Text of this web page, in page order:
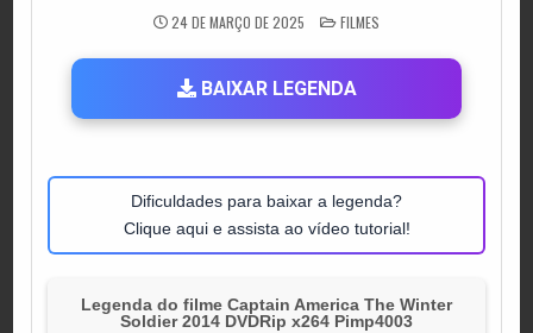
24 DE MARÇO DE 2025 POSTED
IN
FILMES
BAIXAR LEGENDA
Dificuldades para baixar a legenda?
Clique aqui e assista ao vídeo tutorial!
Legenda do filme Captain America The Winter
Soldier 2014 DVDRip x264 Pimp4003